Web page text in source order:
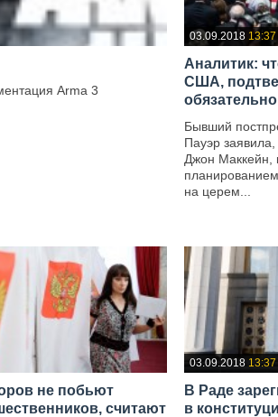
Arma 3
03.09.2018 13:37
Аналитик:
США,
обязательно
Бывший
Пауэр
Джон Маккейн,
на церем...
не побьют
считают
03.09.2018 13:37
В Раде
в